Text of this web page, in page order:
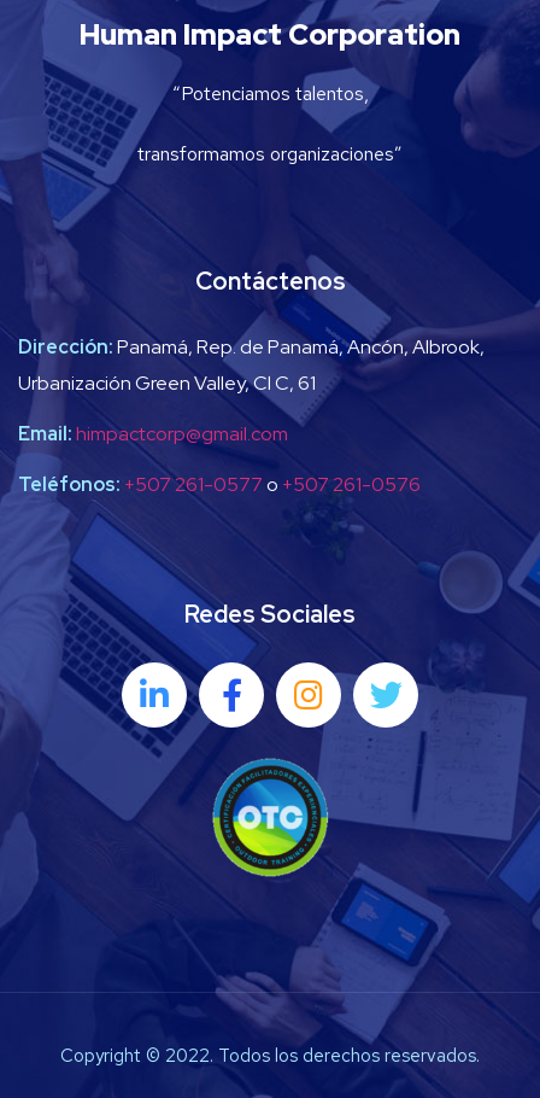
Human Impact Corporation
“Potenciamos talentos,
transformamos organizaciones”
Contáctenos
Dirección:Panamá, Rep. de Panamá, Ancón, Albrook,
Urbanización Green Valley, Cl C, 61
Email:himpactcorp@gmail.com
Teléfonos: +507 261-0577o +507 261-0576
Redes Sociales
Copyright © 2022. Todos los derechos reservados.